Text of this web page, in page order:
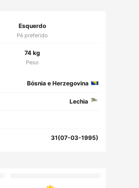
Esquerdo
Pé preferido
74 kg
Peso
Bósnia e Herzegovina
Lechia
31(07-03-1995)